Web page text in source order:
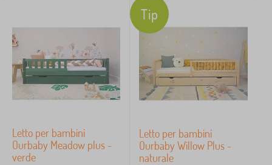
Letto per bambini
Ourbaby Meadow plus -
verde
Tip
Letto per bambini
Ourbaby Willow Plus -
naturale